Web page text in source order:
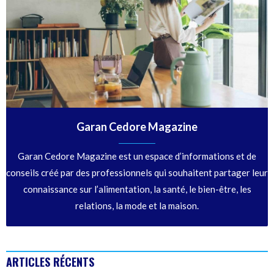
Garan Cedore Magazine
Garan Cedore Magazine est un espace d’informations et de
conseils créé par des professionnels qui souhaitent partager leur
connaissance sur l’alimentation, la santé, le bien-être, les
relations, la mode et la maison.
ARTICLES RÉCENTS